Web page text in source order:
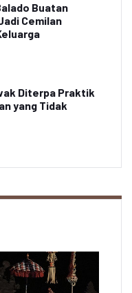
Buatan
Cemilan
Diterpa Praktik
yang Tidak